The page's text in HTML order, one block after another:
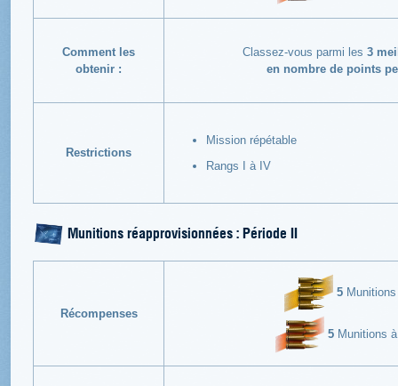
Comment les
obtenir :
Classez-vous parmi les 3
en nombre de points
Restrictions
Mission répétable
Rangs I à IV
Munitions réapprovisionnées : Période II
Récompenses
5
5Munitions à